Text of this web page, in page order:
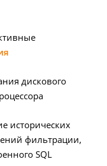
дискового
исторических
фильтрации,
SQL